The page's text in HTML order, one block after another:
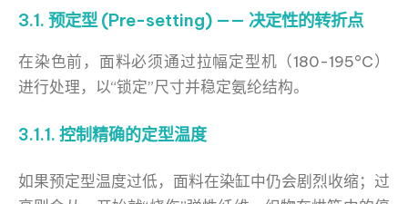
3.1. 预定型 (Pre-setting) —— 决定性的转折点
在染色前，面料必须通过拉幅定型机（180-195°C）
进行处理，以“锁定”尺寸并稳定氨纶结构。
3.1.1. 控制精确的定型温度
如果预定型温度过低，面料在染缸中仍会剧烈收缩；过